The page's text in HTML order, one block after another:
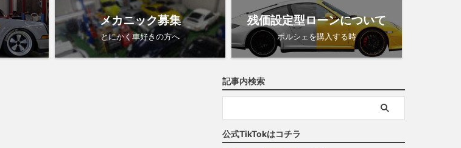
メカニック募集
とにかく車好きの方へ
残価設定型ローンについて
ポルシェを購入する時
記事内検索
公式TikTokはコチラ